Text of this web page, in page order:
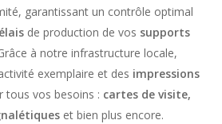
garantissant un contrôle optimal
de production de vos supports
à notre infrastructure locale,
exemplaire et des impressions
tous vos besoins : cartes de visite,
et bien plus encore.